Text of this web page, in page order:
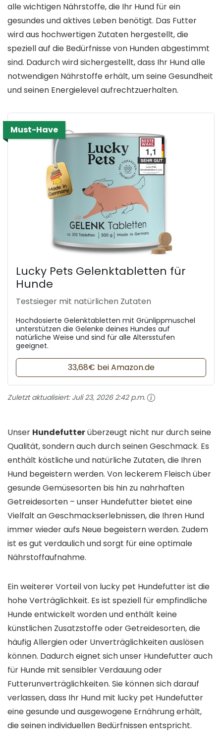
alle wichtigen Nährstoffe, die Ihr Hund für ein
gesundes und aktives Leben benötigt. Das Futter
wird aus hochwertigen Zutaten hergestellt, die
speziell auf die Bedürfnisse von Hunden abgestimmt
sind. Dadurch wird sichergestellt, dass Ihr Hund alle
notwendigen Nährstoffe erhält, um seine Gesundheit
und seinen Energielevel aufrechtzuerhalten.
Must-Have
Lucky Pets Gelenktabletten für
Hunde
Testsieger mit natürlichen Zutaten
Hochdosierte Gelenktabletten mit Grünlippmuschel
unterstützen die Gelenke deines Hundes auf
natürliche Weise und sind für alle Altersstufen
geeignet.
33,68€ bei Amazon.de
Zuletzt aktualisiert: Juli 23, 2026 2:42 p.m.
Unser Hundefutterüberzeugt nicht nur durch seine
Qualität, sondern auch durch seinen Geschmack. Es
enthält köstliche und natürliche Zutaten, die Ihren
Hund begeistern werden. Von leckerem Fleisch über
gesunde Gemüsesorten bis hin zu nahrhaften
Getreidesorten – unser Hundefutter bietet eine
Vielfalt an Geschmackserlebnissen, die Ihren Hund
immer wieder aufs Neue begeistern werden. Zudem
ist es gut verdaulich und sorgt für eine optimale
Nährstoffaufnahme.
Ein weiterer Vorteil von lucky pet Hundefutter ist die
hohe Verträglichkeit. Es ist speziell für empfindliche
Hunde entwickelt worden und enthält keine
künstlichen Zusatzstoffe oder Getreidesorten, die
häufig Allergien oder Unverträglichkeiten auslösen
können. Dadurch eignet sich unser Hundefutter auch
für Hunde mit sensibler Verdauung oder
Futterunverträglichkeiten. Sie können sich darauf
verlassen, dass Ihr Hund mit lucky pet Hundefutter
eine gesunde und ausgewogene Ernährung erhält,
die seinen individuellen Bedürfnissen entspricht.